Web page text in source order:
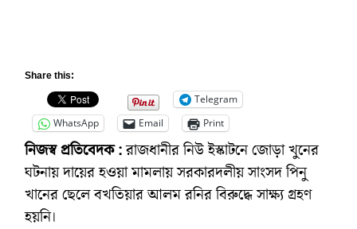
Share this:
Telegram
WhatsApp
Email Print
নিজস্ব প্রতিবেদক :রাজধানীর নিউ ইস্কাটনে জোড়া খুনের
ঘটনায় দায়ের হওয়া মামলায় সরকারদলীয় সাংসদ পিনু
খানের ছেলে বখতিয়ার আলম রনির বিরুদ্ধে সাক্ষ্য গ্রহণ
হয়নি।